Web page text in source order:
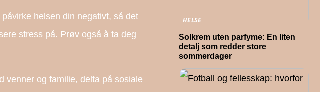
helsen din negativt, så det
stress på. Prøv også å ta deg
venner og familie, delta på sosiale
HELSE
Solkrem uten parfyme: En liten
detalj som redder store
sommerdager